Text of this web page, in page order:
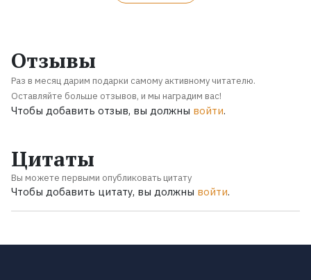
Отзывы
Раз в месяц дарим подарки самому активному читателю.
Оставляйте больше отзывов, и мы наградим вас!
Чтобы добавить отзыв, вы должны войти.
Цитаты
Вы можете первыми опубликовать цитату
Чтобы добавить цитату, вы должны войти.